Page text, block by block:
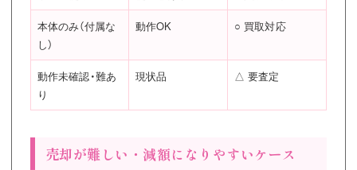
本体のみ（付属な
し）
動作OK ○ 買取対応
動作未確認・難あ
り
現状品 △ 要査定
売却が難しい・減額になりやすいケース